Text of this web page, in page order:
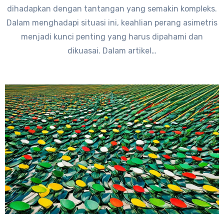
dihadapkan dengan tantangan yang semakin kompleks.
Dalam menghadapi situasi ini, keahlian perang asimetris
menjadi kunci penting yang harus dipahami dan
dikuasai. Dalam artikel…